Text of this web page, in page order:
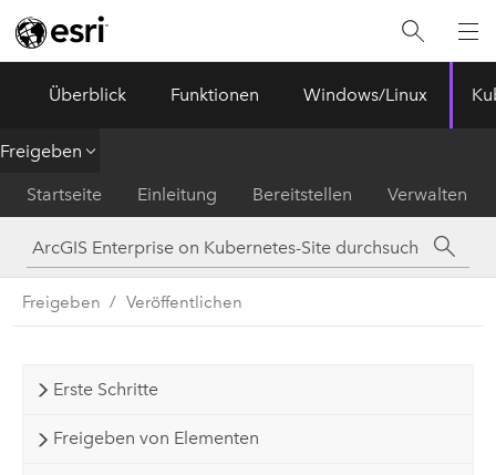
ArcGIS Enterprise Menu
Überblick Funktionen Windows/Linux
Freigeben
Startseite Einleitung Bereitstellen Verwalten
Freigeben Veröffentlichen
Erste Schritte
Freigeben von Elementen